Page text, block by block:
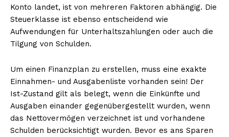
Konto landet, ist von mehreren Faktoren abhängig. Die
Steuerklasse ist ebenso entscheidend wie
Aufwendungen für Unterhaltszahlungen oder auch die
Tilgung von Schulden.
Um einen Finanzplan zu erstellen, muss eine exakte
Einnahmen- und Ausgabenliste vorhanden sein! Der
Ist-Zustand gilt als belegt, wenn die Einkünfte und
Ausgaben einander gegenübergestellt wurden, wenn
das Nettovermögen verzeichnet ist und vorhandene
Schulden berücksichtigt wurden. Bevor es ans Sparen